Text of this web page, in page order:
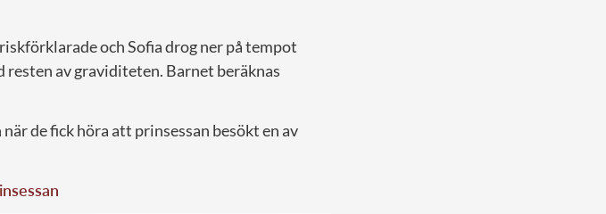
och Sofia drog ner på tempot
av graviditeten. Barnet beräknas
de fick höra att prinsessan besökt en av